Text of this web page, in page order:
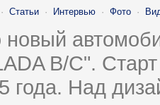
· Статьи · Интервью · Фото ·
новый
B/C".
года. Над